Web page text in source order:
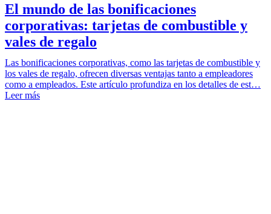
El mundo de las bonificaciones
corporativas: tarjetas de combustible y
vales de regalo
Las bonificaciones corporativas, como las tarjetas de combustible y
los vales de regalo, ofrecen diversas ventajas tanto a empleadores
como a empleados. Este artículo profundiza en los detalles de est…
Leer más